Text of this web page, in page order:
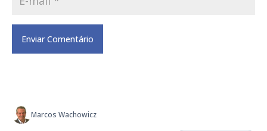
Marcos Wachowicz